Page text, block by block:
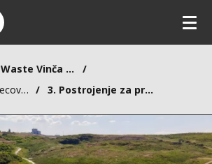
Veolia Waste Vinča Operator (VWVO)
“Vinča Resource recovery centar” - Elementi projekta
3. Postrojenje za prečišćavanje procednih voda